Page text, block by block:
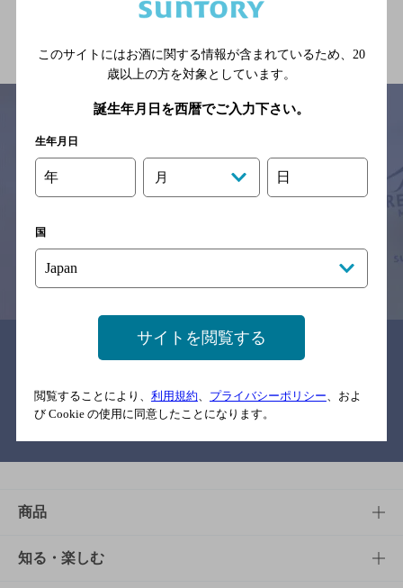
関連ページ
サイトマップ ご意見・ご感想 利用規約
※それぞれのお店のメニューや営業時間などの掲載情報については、
関連リンク
商品
商品TOP
知る・楽しむ
このサイトにはお酒に関する情報が含まれているため、 20
歳以上の方を対象としています。
誕生年月日を西暦でご入力下さい。
生年月日
年 月 日
国
サイトを閲覧する
閲覧することにより、 利用規約 プライバシーポリシー 、およ
び Cookie の使用に同意したことになります。